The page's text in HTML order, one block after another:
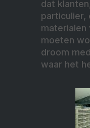
dat
particulier,
materialen
moeten
droom
waar het